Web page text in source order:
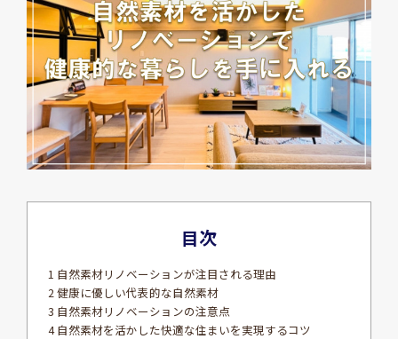
目次
1 自然素材リノベーションが注目される理由
2 健康に優しい代表的な自然素材
3 自然素材リノベーションの注意点
4 自然素材を活かした快適な住まいを実現するコツ